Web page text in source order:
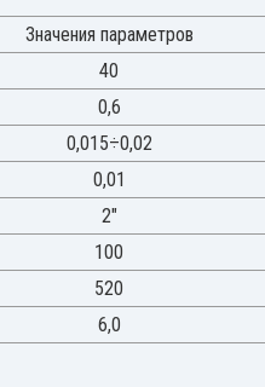
Значения параметров
40
0,6
0,015÷0,02
0,01
2"
100
520
6,0